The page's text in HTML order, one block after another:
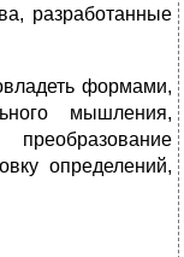
разработанные
формами,
мышления,
определений,